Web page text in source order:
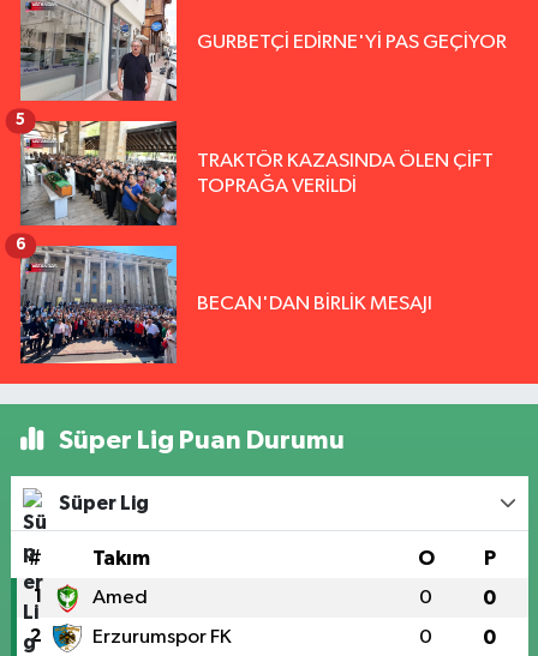
GURBETÇİ EDİRNE'Yİ PAS GEÇİYOR
TRAKTÖR KAZASINDA ÖLEN ÇİFT
TOPRAĞA VERİLDİ
5
BECAN'DAN BİRLİK MESAJI
6
Süper Lig Puan Durumu
Süper Lig
# Takım O P
1 Amed 0 0
2 Erzurumspor FK 0 0